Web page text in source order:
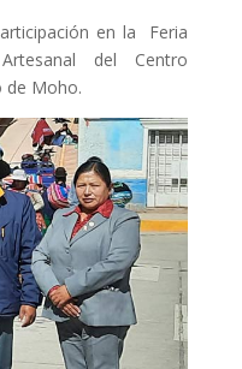
en la Feria
del Centro
de Moho.